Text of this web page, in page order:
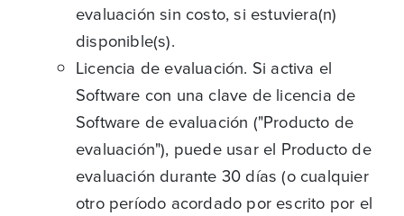
evaluación sin costo, si estuviera(n)
disponible(s).
Licencia de evaluación. Si activa el
Software con una clave de licencia de
Software de evaluación ("Producto de
evaluación"), puede usar el Producto de
evaluación durante 30 días (o cualquier
otro período acordado por escrito por el